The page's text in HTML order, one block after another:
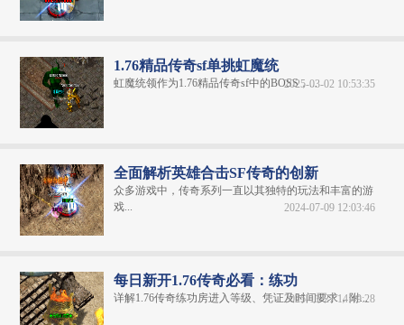
1.76精品传奇sf单挑虹魔统
虹魔统领作为1.76精品传奇sf中的BOSS，...2025-03-02 10:53:35
全面解析英雄合击SF传奇的创新
众多游戏中，传奇系列一直以其独特的玩法和丰富的游
戏...
2024-07-09 12:03:46
每日新开1.76传奇必看：练功
详解1.76传奇练功房进入等级、凭证及时间要求，附...
2025-11-27 14:49:28